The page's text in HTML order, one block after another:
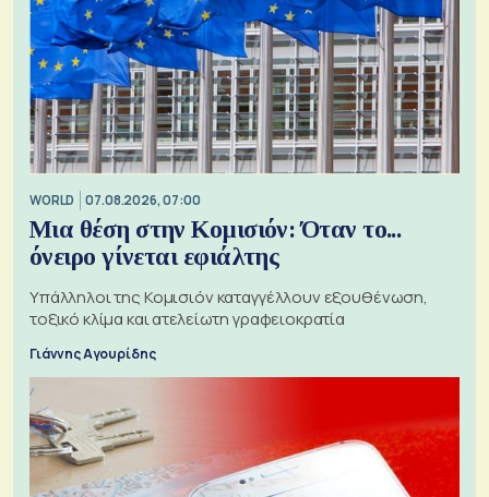
WORLD 07.08.2026, 07:00
Μια θέση στην Κομισιόν: Όταν το...
όνειρο γίνεται εφιάλτης
Υπάλληλοι της Κομισιόν καταγγέλλουν εξουθένωση,
τοξικό κλίμα και ατελείωτη γραφειοκρατία
Γιάννης Αγουρίδης